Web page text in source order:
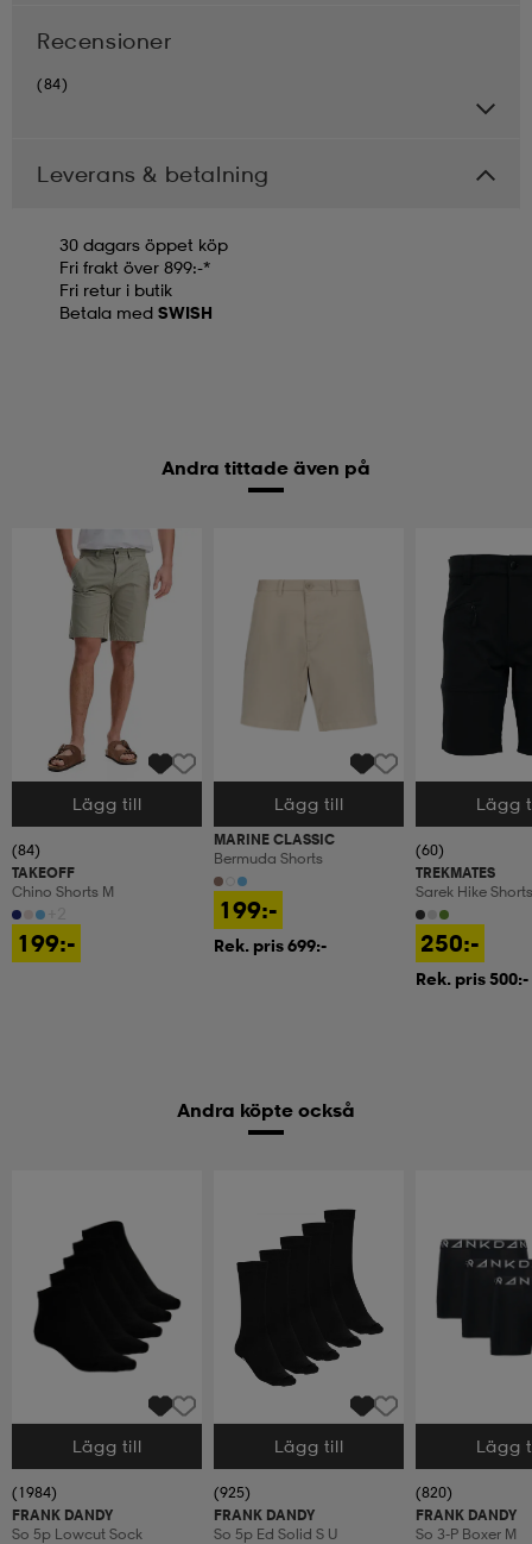
Recensioner
(84)
Leverans & betalning
30 dagars öppet köp
Fri frakt över 899:-*
Fri retur i butik
Betala med SWISH
Andra tittade även på
Välj storlek
Lägg till
(84)
TAKEOFF
Chino Shorts M
199:-
Välj storlek
Lägg till
MARINE CLASSIC
Bermuda Shorts
199:-
Rek. pris 699:-
Välj storlek
Lägg
(60)
TREKMATES
Sarek Hike
250:-
Rek. pris 500:-
Andra köpte också
Välj storlek
Lägg till
(1984)
FRANK DANDY
So 5p Lowcut Sock
Välj storlek
Lägg till
(925)
FRANK DANDY
So 5p Ed Solid S U
Välj storlek
Lägg
(820)
FRANK DANDY
So 3-P Boxer M